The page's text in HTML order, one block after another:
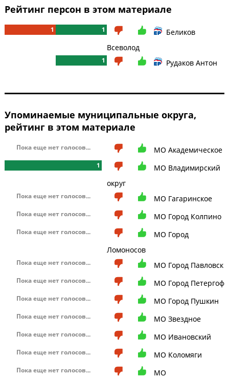
Рейтинг персон в этом материале
1 1
Беликов
Всеволод
1 Рудаков Антон
Упоминаемые муниципальные округа,
рейтинг в этом материале
Пока еще нет голосов... МО Академическое
1
МО Владимирский
округ
Пока еще нет голосов... МО Гагаринское
Пока еще нет голосов... МО Город Колпино
Пока еще нет голосов...
МО Город
Ломоносов
Пока еще нет голосов... МО Город Павловск
Пока еще нет голосов... МО Город Петергоф
Пока еще нет голосов... МО Город Пушкин
Пока еще нет голосов... МО Звездное
Пока еще нет голосов... МО Ивановский
Пока еще нет голосов... МО Коломяги
Пока еще нет голосов... МО